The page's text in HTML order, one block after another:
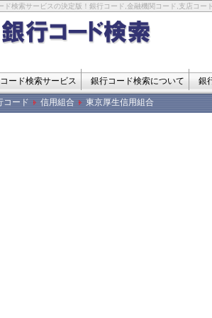
ド検索サービスの決定版！銀行コード,金融機関コード,支店コー
ード検索サービス 銀行コード検索について 銀
コード 信用組合 東京厚生信用組合